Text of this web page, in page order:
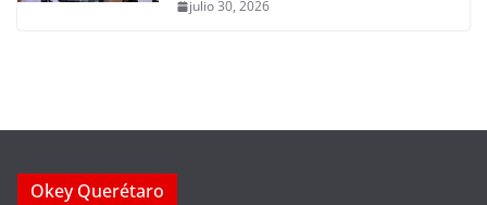
julio 30, 2026
Okey Querétaro